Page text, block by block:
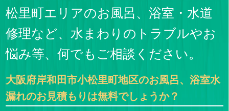
松里町エリアのお風呂、浴室・水道
修理など、水まわりのトラブルやお
悩み等、何でもご相談ください。
大阪府岸和田市小松里町地区のお風呂、浴室水
漏れのお見積もりは無料でしょうか？